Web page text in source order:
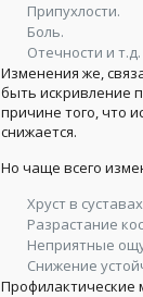
Припухлости.
Боль.
Отечности и т.д.
Изменения же,
быть искривление
причине того, что
снижается.
Но чаще всего
Хруст в
Разрастание
Неприятные
Снижение
Профилактические